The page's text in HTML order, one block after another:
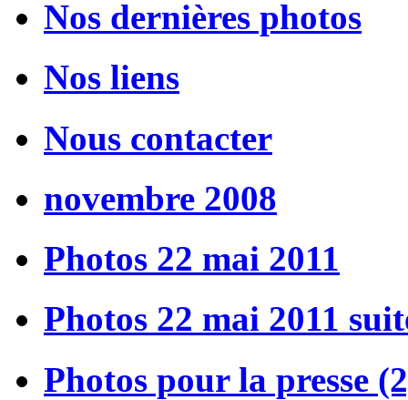
Nos dernières photos
Nos liens
Nous contacter
novembre 2008
Photos 22 mai 2011
Photos 22 mai 2011
Photos pour la presse